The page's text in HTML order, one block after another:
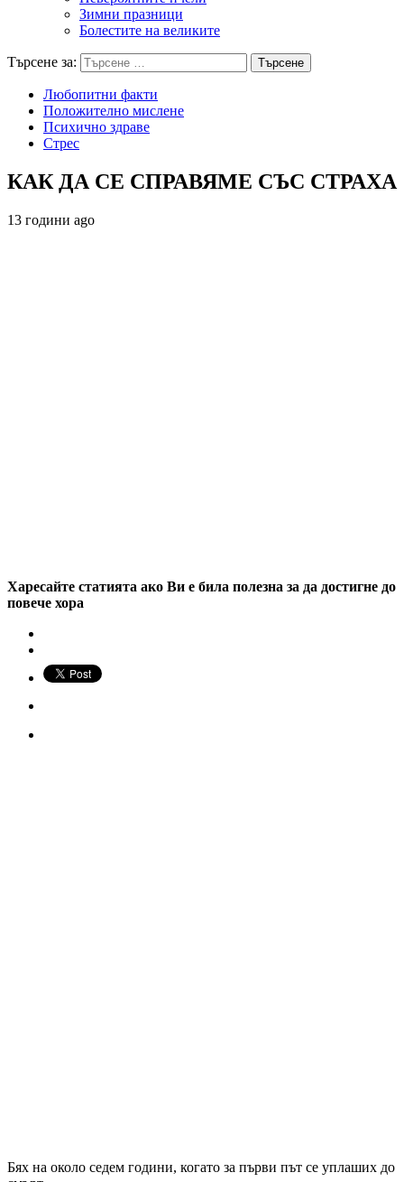
Зимни празници
Болестите на великите
Търсене за:
Любопитни факти
Положително мислене
Психично здраве
Стрес
КАК ДА СЕ СПРАВЯМЕ СЪС СТРАХА
13 години ago
Харесайте статията ако Ви е била полезна за да достигне до
повече хора
Бях на около седем години, когато за първи път се уплаших до